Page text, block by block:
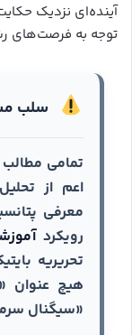
آینده‌ای نزدیک
توجه به فرصت‌های
سلب
تمامی
اعم از
معرفی
رویکرد
تحریریه
هیچ عنوان
«سیگنال